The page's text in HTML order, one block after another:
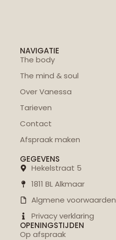
NAVIGATIE
The body
The mind & soul
Over Vanessa
Tarieven
Contact
Afspraak maken
GEGEVENS
Hekelstraat 5
1811 BL Alkmaar
Algmene voorwaarden
Privacy verklaring
OPENINGSTIJDEN
Op afspraak